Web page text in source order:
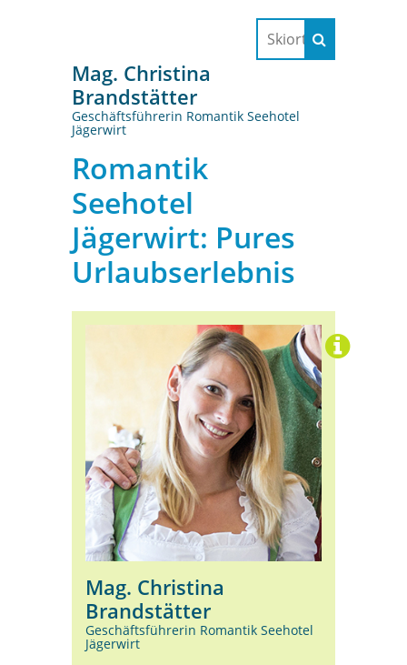
Mag. Christina
Brandstätter
Geschäftsführerin Romantik Seehotel
Jägerwirt
Romantik
Seehotel
Jägerwirt: Pures
Urlaubserlebnis
Mag. Christina
Brandstätter
Geschäftsführerin Romantik Seehotel
Jägerwirt